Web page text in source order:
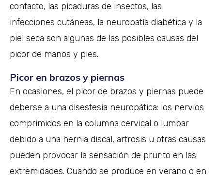
contacto, las picaduras de insectos, las
infecciones cutáneas, la neuropatía diabética y la
piel seca son algunas de las posibles causas del
picor de manos y pies.
Picor en brazos y piernas
En ocasiones, el picor de brazos y piernas puede
deberse a una disestesia neuropática: los nervios
comprimidos en la columna cervical o lumbar
debido a una hernia discal, artrosis u otras causas
pueden provocar la sensación de prurito en las
extremidades. Cuando se produce en verano o en